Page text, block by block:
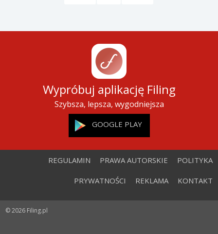
Wypróbuj aplikację Filing
Szybsza, lepsza, wygodniejsza
GOOGLE PLAY
REGULAMIN PRAWA AUTORSKIE POLITYKA
PRYWATNOŚCI REKLAMA KONTAKT
© 2026 Filing.pl